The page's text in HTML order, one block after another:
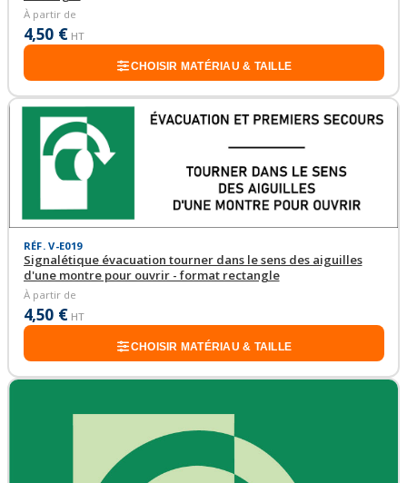
À partir de
4,50 € HT
CHOISIR MATÉRIAU & TAILLE
RÉF. V-E019
Signalétique évacuation tourner dans le sens des aiguilles
d'une montre pour ouvrir - format rectangle
À partir de
4,50 € HT
CHOISIR MATÉRIAU & TAILLE